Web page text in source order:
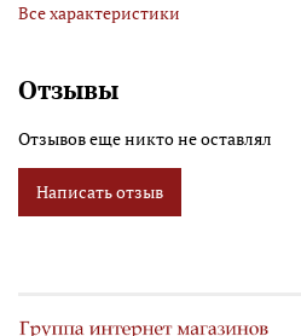
Все характеристики
Отзывы
Отзывов еще никто не оставлял
Написать отзыв